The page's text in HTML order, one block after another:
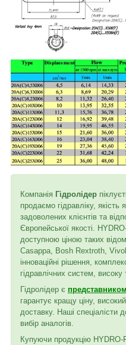
Компанія Гідролідер
продаємо гідравліку,
задоволених клієнтів та
Європейської якості.
доступною ціною таких
Casappa, Bosh Rextroth,
інноваційні рішення,
гідравлічних систем, високу
Гідролідер є
гарантує кращу ціну,
доставку. Наші спеціалісти
вибір аналогів.
Купуючи продукцію HYDRO-